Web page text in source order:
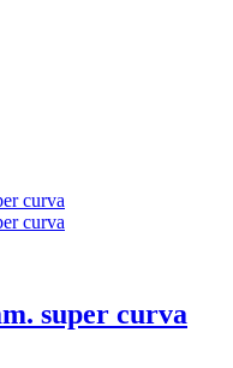
super curva